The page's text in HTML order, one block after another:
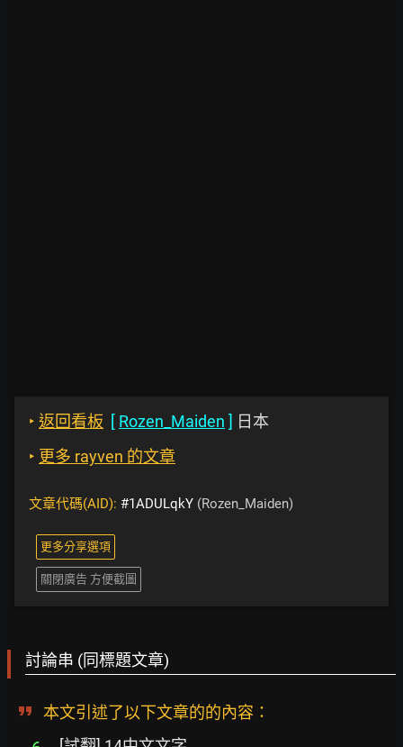
‣ 返回看板 [ Rozen_Maiden ] 日本
‣ 更多 rayven 的文章
文章代碼(AID): #1ADULqkY (Rozen_Maiden)
更多分享選項
關閉廣告 方便截圖
討論串 (同標題文章)
本文引述了以下文章的的內容：